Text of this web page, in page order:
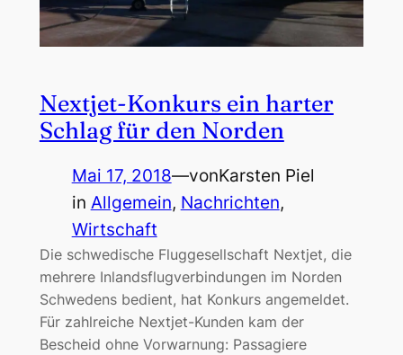
Nextjet-Konkurs ein harter
Schlag für den Norden
Mai 17, 2018—vonKarsten Piel
in Allgemein, Nachrichten
Wirtschaft
Die schwedische Fluggesellschaft Nextjet, die
mehrere Inlandsflugverbindungen im Norden
Schwedens bedient, hat Konkurs angemeldet.
Für zahlreiche Nextjet-Kunden kam der
Bescheid ohne Vorwarnung: Passagiere